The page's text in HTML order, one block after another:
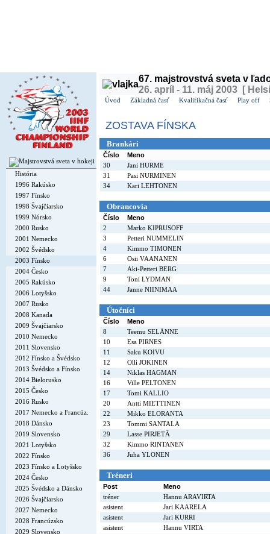
História
1996 Rakúsko
1997 Fínsko
1998 Švajčiarsko
1999 Nórsko
2000 Rusko
2001 Nemecko
2002 Švédsko
2003 Fínsko
2004 Česko
2005 Rakúsko
2006 Lotyšsko
2007 Rusko
2008 Kanada
2009 Švajčiarsko
2010 Nemecko
2011 Slovensko
2012 Fínsko a Švédsko
2013 Švédsko a Fínsko
2014 Bielorusko
2015 Česko
2016 Rusko
2017 Nemecko a Francúz.
2018 Dánsko
2019 Slovensko
2021 Lotyšsko
2022 Fínsko
2023 Fínsko a Lotyšsko
2024 Česko
2025 Švédsko a Dánsko
2026 Švajčiarsko
2027 Nemecko
2028 Francúzsko
2029 Slovensko
67. majstrovstvá sveta v
26. apríl - 11. máj 2003 [
Úvod Základná časť Kvalifikačná časť Play off
ZOSTAVA FÍNSKA
Brankári
Číslo
Meno
30
Jani HURME
31
Pasi NURMINEN
34
Kari LEHTONEN
Obrancovia
Číslo
Meno
2
Marko KIPRUSOFF
3
Petteri NUMMELIN
4
Kimmo TIMONEN
6
Osii VAANANEN
7
Aki-Petteri BERG
9
Toni LYDMAN
44
Janne NIINIMAA
Útočníci
Číslo
Meno
8
Teemu SELÄNNE
10
Esa PIRNES
11
Saku KOIVU
12
Olli JOKINEN
14
Niklas HAGMAN
16
Ville PELTONEN
17
Tomi KALLIO
20
Antti MIETTINEN
22
Mikko ELORANTA
23
Tommi SANTALA
29
Lasse PIRJETÄ
32
Kimmo RINTANEN
36
Juha YLONEN
Tréneri
Post
Meno
tréner
Hannu ARAVIRTA
asistent
Jari KAARELA
asistent
Jari KURRI
asistent
Hannu VIRTA